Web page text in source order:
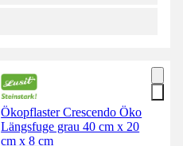
Ökopflaster Crescendo Öko
Längsfuge grau 40 cm x 20
cm x 8 cm